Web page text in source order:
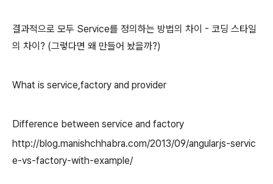
결과적으로 모두 Service를 정의하는 방법의 차이 - 코딩 스타일
의 차이? (그렇다면 왜 만들어 놨을까?)
What is service,factory and provider
Difference between service and factory
http://blog.manishchhabra.com/2013/09/angularjs-servic
e-vs-factory-with-example/